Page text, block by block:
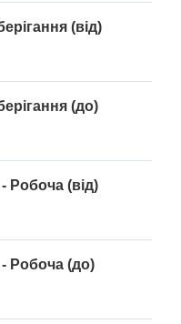
(від)
(до)
Робоча (від)
Робоча (до)